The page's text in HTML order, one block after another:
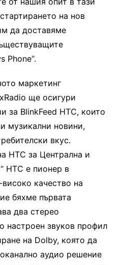
на нов
да доставяме
Phone“.
маркетинг
ще осигури
за BlinkFeed HTC, които
музикални новини,
вкус.
HTC за Централна и
HTC е пионер в
качество на
бяхме първата
два стерео
настроен звуков профил
на Dolby, която да
аудио решение